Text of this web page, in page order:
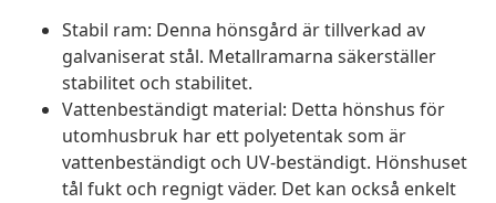
Stabil ram: Denna hönsgård är tillverkad av
galvaniserat stål. Metallramarna säkerställer
stabilitet och stabilitet.
Vattenbeständigt material: Detta hönshus för
utomhusbruk har ett polyetentak som är
vattenbeständigt och UV-beständigt. Hönshuset
tål fukt och regnigt väder. Det kan också enkelt